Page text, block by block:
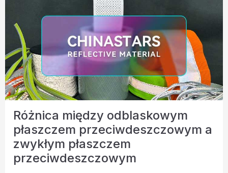
Różnica między odblaskowym
płaszczem przeciwdeszczowym a
zwykłym płaszczem
przeciwdeszczowym